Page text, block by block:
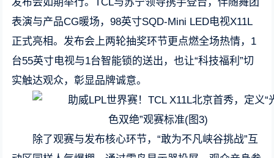
表演与产品CG暖场，98英寸SQD-Mini LED电视X11L
正式亮相。发布会上两轮抽奖环节更点燃全场热情，1
台55英寸电视与1台智能锁的送出，也让“科技福利”切
实触达观众，彰显品牌诚意。
除了观赛与发布核心环节，“敢为不凡峡谷挑战”互